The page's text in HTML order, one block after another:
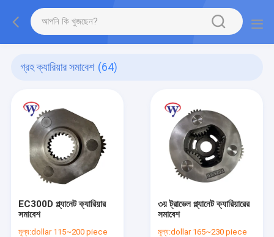
গ্রহ ক্যারিয়ার সমাবেশ (64)
EC300D প্ল্যানেট ক্যারিয়ার
সমাবেশ
মূল্য:dollar 115~200 piece
৩য় ট্রাভেল প্ল্যানেট ক্যারিয়ারের
সমাবেশ
মূল্য:dollar 165~230 piece